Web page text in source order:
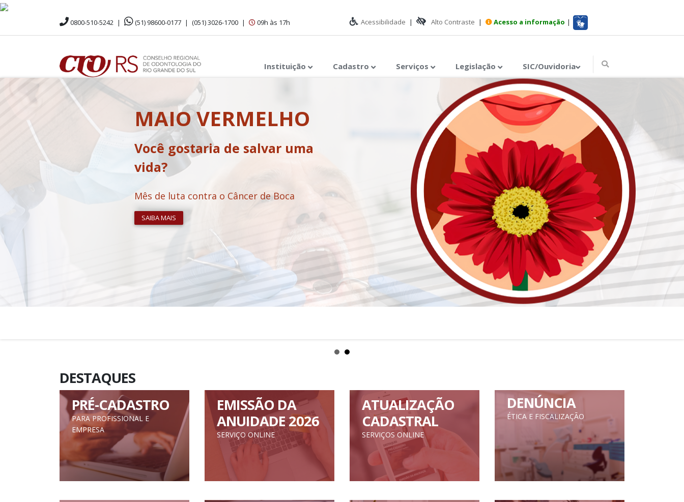
0800-510-5242 | (51) 98600-0177 | (051) 3026-1700 | 09h às 17h Acessibilidade | Alto Contraste | Acesso a informação |
Instituição Cadastro Serviços Legislação SIC/Ouvidoria
MAIO VERMELHO
Você gostaria de salvar uma
vida?
Mês de luta contra o Câncer de Boca
SAIBA MAIS
DESTAQUES
PRÉ-CADASTRO
PARA PROFISSIONAL E
EMPRESA
EMISSÃO DA
ANUIDADE 2026
SERVIÇO ONLINE
ATUALIZAÇÃO
CADASTRAL
SERVIÇOS ONLINE
DENÚNCIA
ÉTICA E FISCALIZAÇÃO